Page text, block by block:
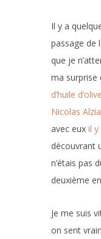
Il y a
passage de
que je
ma surprise
d’huile
Nicolas
avec eux il y
découvrant
n’étais pas
deuxième
Je me suis
on sent